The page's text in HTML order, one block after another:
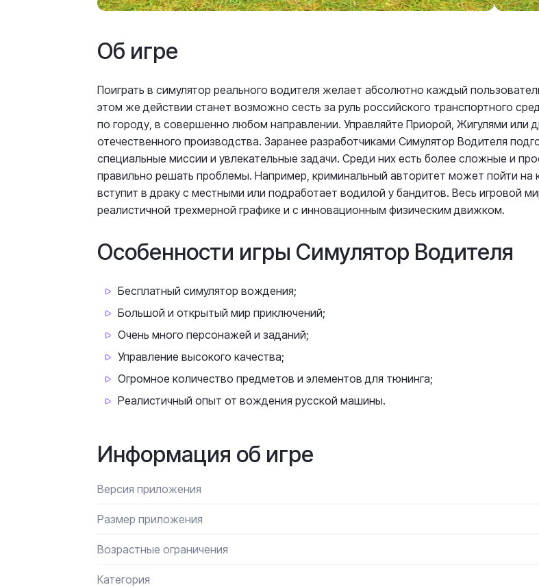
Об игре
Поиграть в симулятор реального водителя желает абсолютно каждый
этом же действии станет возможно сесть за руль российского транспортного
по городу, в совершенно любом направлении. Управляйте Приорой, Жигулями или
отечественного производства. Заранее разработчиками Симулятор Водителя
специальные миссии и увлекательные задачи. Среди них есть более сложные и
правильно решать проблемы. Например, криминальный авторитет может пойти на
вступит в драку с местными или подработает водилой у бандитов. Весь игровой
реалистичной трехмерной графике и с инновационным физическим движком.
Особенности игры Симулятор Водителя
Бесплатный симулятор вождения;
Большой и открытый мир приключений;
Очень много персонажей и заданий;
Управление высокого качества;
Огромное количество предметов и элементов для тюнинга;
Реалистичный опыт от вождения русской машины.
Информация об игре
Версия приложения
Размер приложения
Возрастные ограничения
Категория